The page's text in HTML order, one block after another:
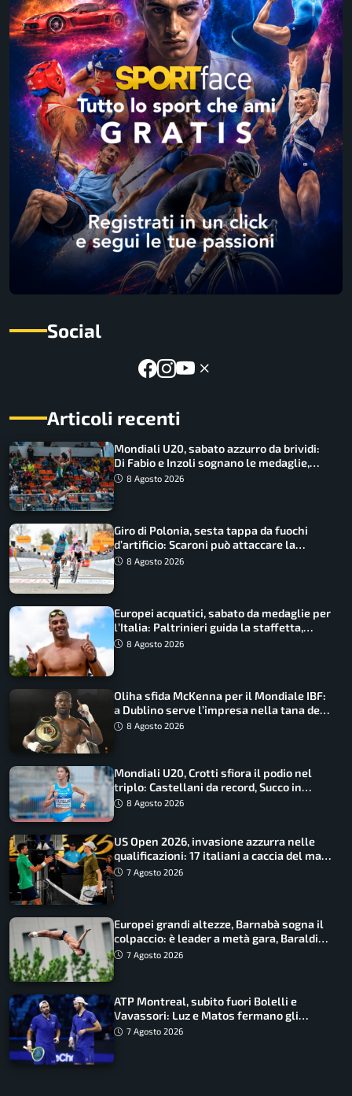
Social
Articoli recenti
Mondiali U20, sabato azzurro da brividi:
Di Fabio e Inzoli sognano le medaglie,
Castellani e Succo in finale
8 Agosto 2026
Giro di Polonia, sesta tappa da fuochi
d’artificio: Scaroni può attaccare la
maglia di Lemmen
8 Agosto 2026
Europei acquatici, sabato da medaglie per
l’Italia: Paltrinieri guida la staffetta,
Barnabà sogna l’oro dalle grandi altezze
8 Agosto 2026
Oliha sfida McKenna per il Mondiale IBF:
a Dublino serve l’impresa nella tana del
lupo8 Agosto 2026
Mondiali U20, Crotti sfiora il podio nel
triplo: Castellani da record, Succo in
finale
8 Agosto 2026
US Open 2026, invasione azzurra nelle
qualificazioni: 17 italiani a caccia del main
draw7 Agosto 2026
Europei grandi altezze, Barnabà sogna il
colpaccio: è leader a metà gara, Baraldi
ancora in corsa
7 Agosto 2026
ATP Montreal, subito fuori Bolelli e
Vavassori: Luz e Matos fermano gli
azzurri
7 Agosto 2026